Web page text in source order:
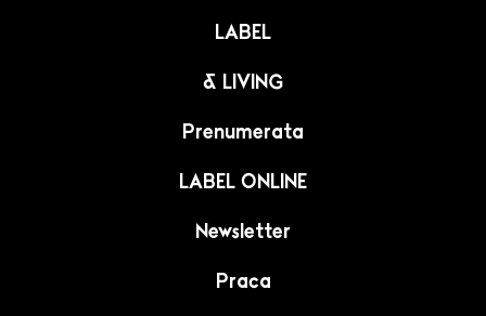
LABEL
& LIVING
Prenumerata
LABEL ONLINE
Newsletter
Praca